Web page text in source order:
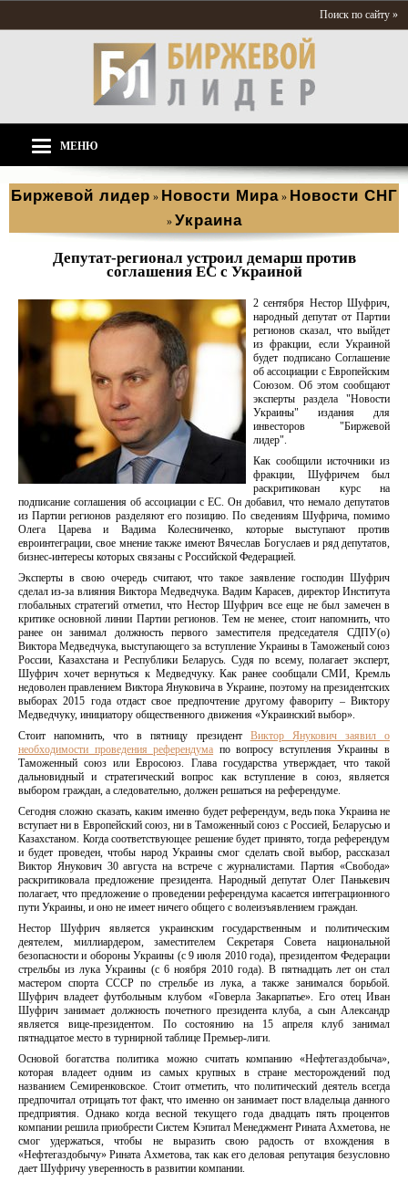
Поиск по сайту »
МЕНЮ
Биржевой лидер » Новости Мира » Новости СНГ
» Украина
Депутат-регионал устроил демарш против
соглашения ЕС с Украиной
2 сентября Нестор Шуфрич,
народный депутат от Партии
регионов сказал, что выйдет
из фракции, если Украиной
будет подписано Соглашение
об ассоциации с Европейским
Союзом. Об этом сообщают
эксперты раздела "Новости
Украины" издания для
инвесторов "Биржевой
лидер".
Как сообщили источники из
фракции, Шуфричем был
раскритикован курс на
подписание соглашения об ассоциации с ЕС. Он добавил, что немало депутатов
из Партии регионов разделяют его позицию. По сведениям Шуфрича, помимо
Олега Царева и Вадима Колесниченко, которые выступают против
евроинтеграции, свое мнение также имеют Вячеслав Богуслаев и ряд депутатов,
бизнес-интересы которых связаны с Российской Федерацией.
Эксперты в свою очередь считают, что такое заявление господин Шуфрич
сделал из-за влияния Виктора Медведчука. Вадим Карасев, директор Института
глобальных стратегий отметил, что Нестор Шуфрич все еще не был замечен в
критике основной линии Партии регионов. Тем не менее, стоит напомнить, что
ранее он занимал должность первого заместителя председателя СДПУ(о)
Виктора Медведчука, выступающего за вступление Украины в Таможеный союз
России, Казахстана и Республики Беларусь. Судя по всему, полагает эксперт,
Шуфрич хочет вернуться к Медведчуку. Как ранее сообщали СМИ, Кремль
недоволен правлением Виктора Януковича в Украине, поэтому на президентских
выборах 2015 года отдаст свое предпочтение другому фавориту – Виктору
Медведчуку, инициатору общественного движения «Украинский выбор».
Стоит напомнить, что в пятницу президент Виктор Янукович заявил о
необходимости проведения референдума по вопросу вступления Украины в
Таможенный союз или Евросоюз. Глава государства утверждает, что такой
дальновидный и стратегический вопрос как вступление в союз, является
выбором граждан, а следовательно, должен решаться на референдуме.
Сегодня сложно сказать, каким именно будет референдум, ведь пока Украина не
вступает ни в Европейский союз, ни в Таможенный союз с Россией, Беларусью и
Казахстаном. Когда соответствующее решение будет принято, тогда референдум
и будет проведен, чтобы народ Украины смог сделать свой выбор, рассказал
Виктор Янукович 30 августа на встрече с журналистами. Партия «Свобода»
раскритиковала предложение президента. Народный депутат Олег Панькевич
полагает, что предложение о проведении референдума касается интеграционного
пути Украины, и оно не имеет ничего общего с волеизъявлением граждан.
Нестор Шуфрич является украинским государственным и политическим
деятелем, миллиардером, заместителем Секретаря Совета национальной
безопасности и обороны Украины (с 9 июля 2010 года), президентом Федерации
стрельбы из лука Украины (с 6 ноября 2010 года). В пятнадцать лет он стал
мастером спорта СССР по стрельбе из лука, а также занимался борьбой.
Шуфрич владеет футбольным клубом «Говерла Закарпатье». Его отец Иван
Шуфрич занимает должность почетного президента клуба, а сын Александр
является вице-президентом. По состоянию на 15 апреля клуб занимал
пятнадцатое место в турнирной таблице Премьер-лиги.
Основой богатства политика можно считать компанию «Нефтегаздобыча»,
которая владеет одним из самых крупных в стране месторождений под
названием Семиренковское. Стоит отметить, что политический деятель всегда
предпочитал отрицать тот факт, что именно он занимает пост владельца данного
предприятия. Однако когда весной текущего года двадцать пять процентов
компании решила приобрести Систем Кэпитал Менеджмент Рината Ахметова, не
смог удержаться, чтобы не выразить свою радость от вхождения в
«Нефтегаздобычу» Рината Ахметова, так как его деловая репутация безусловно
дает Шуфричу уверенность в развитии компании.